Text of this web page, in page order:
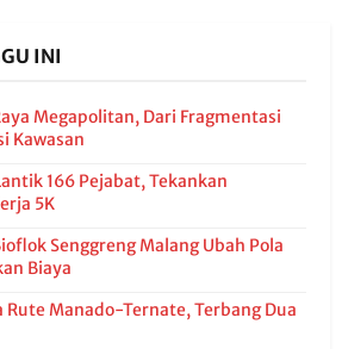
INI
Megapolitan, Dari Fragmentasi
Kawasan
166 Pejabat, Tekankan
5K
Senggreng Malang Ubah Pola
Biaya
Rute Manado-Ternate, Terbang Dua